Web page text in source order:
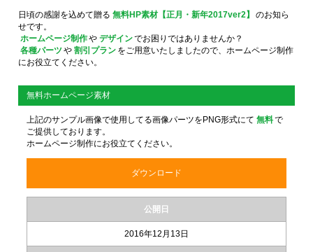
日頃の感謝を込めて贈る 無料HP素材【正月・新年2017ver2】
のお知ら
せです。
ホームページ制作や デザインでお困りではありませんか？
各種パーツや 割引プラン をご用意いたしましたので、ホームページ制作
にお役立てください。
無料ホームページ素材
上記のサンプル画像で使用してる画像パーツをPNG形式にて 無料で
ご提供しております。
ホームページ制作にお役立てください。
ダウンロード
公開日
2016年12月13日